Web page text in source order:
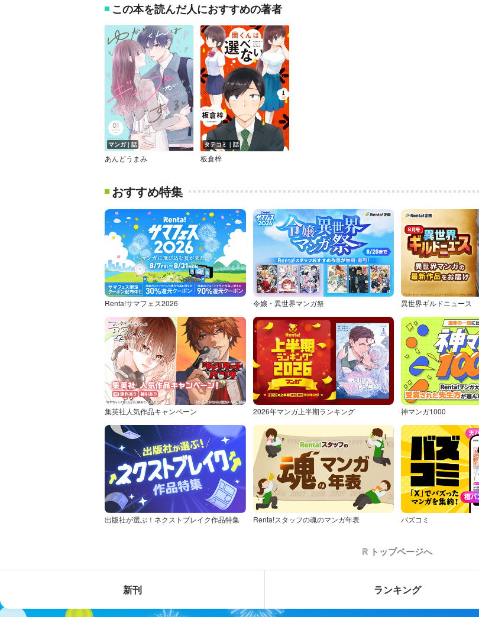
この本を読んだ人におすすめの著者
マンガ｜話
あんどうまみ
タテコミ｜話
板倉梓
おすすめ特集
Renta!サマフェス2026 令嬢・異世界マンガ祭 異世界ギルドニュース
集英社人気作品キャンペーン 2026年マンガ上半期ランキング 神マンガ1000
出版社が選ぶ！ネクストブレイク作品特集 Renta!スタッフの魂のマンガ年表 バズコミ
トップページへ
新刊 ランキング